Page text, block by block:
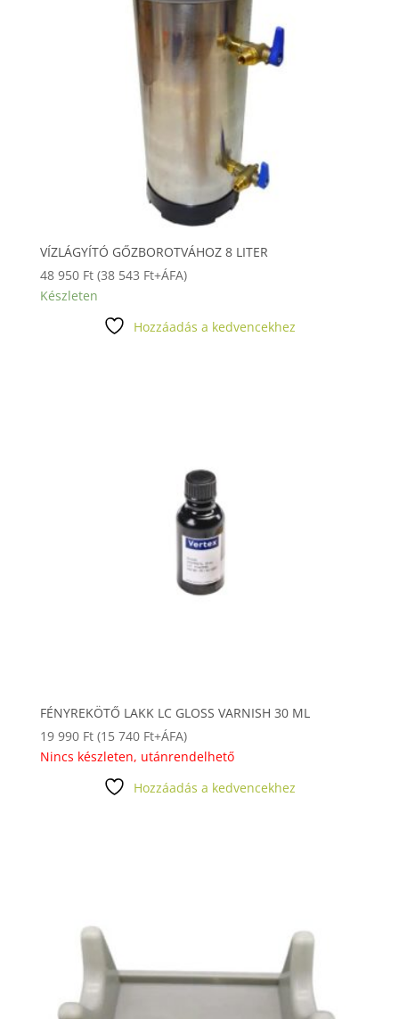
VÍZLÁGYÍTÓ GŐZBOROTVÁHOZ 8 LITER
48 950 Ft (38 543 Ft+ÁFA)
Készleten
Hozzáadás a kedvencekhez
FÉNYREKÖTŐ LAKK LC GLOSS VARNISH 30 ML
19 990 Ft (15 740 Ft+ÁFA)
Nincs készleten, utánrendelhető
Hozzáadás a kedvencekhez